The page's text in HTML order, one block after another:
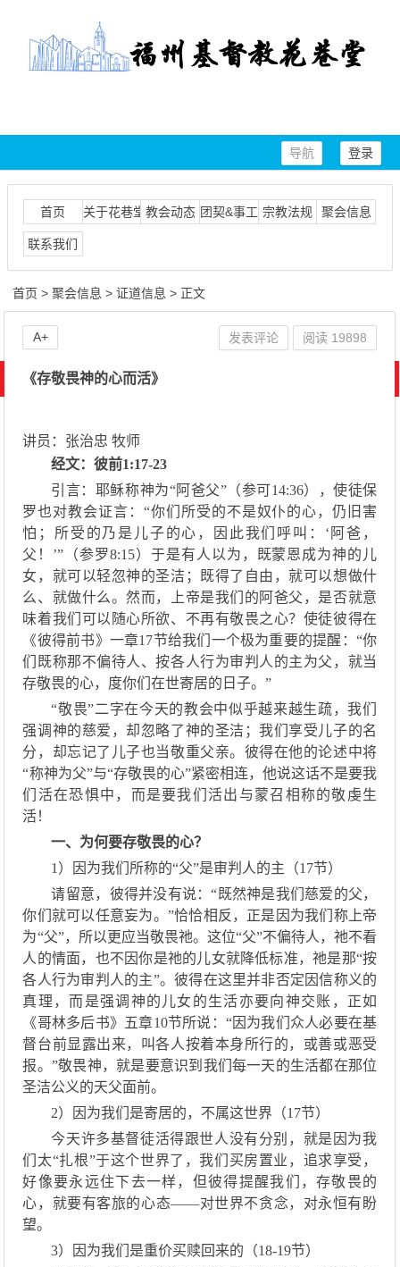
登录
导航
首页 关于花巷堂 教会动态 团契&事工 宗教法规 聚会信息
联系我们
首页 >聚会信息 >证道信息 > 正文
《存敬畏神的心而活》
讲员：张治忠 牧师
经文：彼前1:17-23
引言：耶稣称神为“阿爸父”（参可14:36） ，使徒保
罗也对教会证言： “你们所受的不是奴仆的心，仍旧害
怕；所受的乃是儿子的心，因此我们呼叫：‘阿爸，
父！’”（参罗8:15）于是有人以为，既蒙恩成为神的儿
女 ，就可以轻忽神的圣洁；既得了自由，就可以想做什
么、就做什么。然而，上帝是我们的阿爸父， 是否就意
味着我们 可以随心所欲、 不再有敬畏之心？使徒彼得在
《彼得前书》一章17节给我们一个极为重要的提醒： “你
们既称那不偏待人、按各人行为审判人的主为父，就当
存敬畏的心， 度你们在世寄居的日子。”
“敬畏”二字在今天的教会中似乎越来越生疏，我们
强调神的慈爱，却忽略了神的圣洁 ； 我们享受儿子的名
分，却忘记了儿子也当敬重父亲。彼得在他的论述中将
“称神为父”与“存敬畏的心”紧密相连， 他说这话不是要我
们活在恐惧中，而是要我们活出与蒙召 相称的敬虔生
活！
一、 为何要存敬畏的心？
1）
因为我们所称的“父”是审判 人的主（17节）
请留意， 彼得并没有说：“既然神是我们 慈爱的父，
你们就可以任意妄为。 ”恰恰相反，正是因为我们 称 上帝
为“父”， 所以 更应当敬畏祂。这位“父”不偏待人，祂不看
人的情面，也不因你是祂的儿女就降低标准，祂是那“按
各人行为审判 人的主”。彼得在这里并非否定因信称义的
真理，而是强调 神的儿女 的生活亦要向神交账 ， 正如
《哥林多后书》五章10节所说：“因为我们众人必要在基
督台前显露出来，叫各人按着本身所行的，或善或恶受
报。”敬畏神，就是要意识到我们每一天的生活都在那位
圣洁公义的天父面前。
2） 因为我们是寄居的，不属这世界（17节）
今天许多基督徒活得跟世人没有分别，就是因为我
们太“扎根”于这个世界了，我们买房置业，追求享受，
好像要永远住下去一样，但彼得提醒我们，存敬畏的
心，就要有客旅的心态——对世界不贪念，对永恒有盼
望。
3）
因为我们是重价买赎回来的（18-19节）
发表评论 阅读 19898
A+